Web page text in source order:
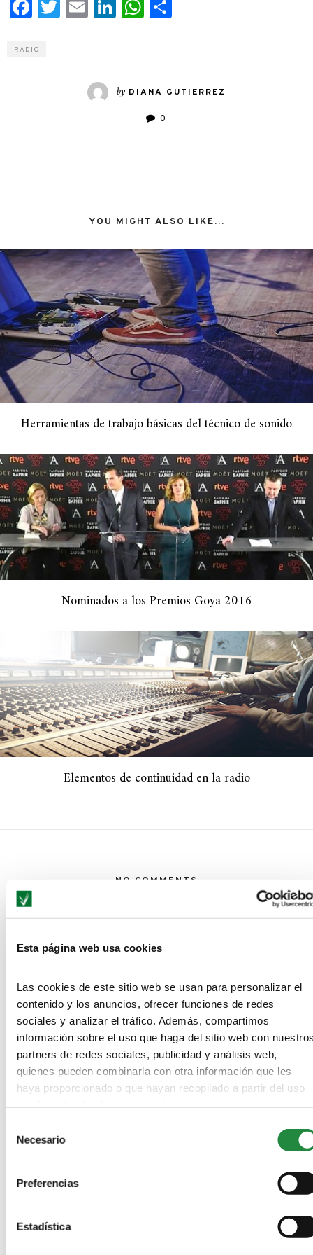
Esta página web usa cookies
Las cookies de este sitio web se usan para personalizar el
contenido y los anuncios, ofrecer funciones de redes
sociales y analizar el tráfico. Además, compartimos
información sobre el uso que haga del sitio web con
partners de redes sociales, publicidad y análisis web,
quienes pueden combinarla con otra información que les
haya proporcionado o que hayan recopilado a partir del uso
Necesario
Preferencias
Estadística
Facebook
Twitter
EmailLinkedIn
WhatsApp
RADIO
by DIANA GUTIERREZ
0
YOU MIGHT ALSO LIKE...
Herramientas de trabajo básicas del técnico de sonido
Nominados a los Premios Goya 2016
Elementos de continuidad en la radio
NO COMMENTS
LEAVE A REPLY
Información básica acerca de cómo protegemos tus datos conforme al
Reglamento General de Protección de Datos (Reglamento UE 2016/679)
Personales y garantía de los derechos digitales
Protección de Datos, te informamos de: